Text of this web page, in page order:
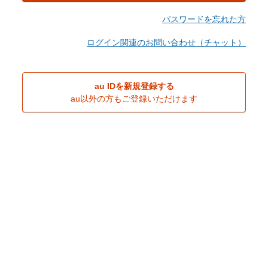
パスワードを忘れた方
ログイン関連のお問い合わせ（チャット）
au IDを新規登録する
au以外の方もご登録いただけます